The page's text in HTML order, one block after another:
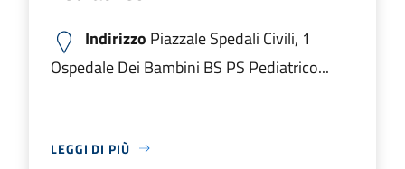
Indirizzo Piazzale Spedali Civili, 1
Ospedale Dei Bambini BS PS Pediatrico...
LEGGI DI PIÙ